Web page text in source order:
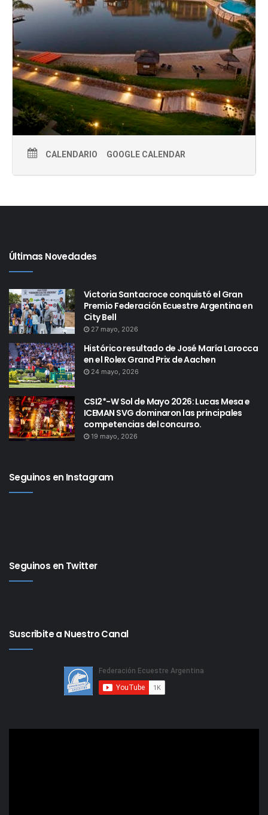
CALENDARIO GOOGLE CALENDAR
Últimas Novedades
Victoria Santacroce conquistó el Gran
Premio Federación Ecuestre Argentina en
City Bell
27 mayo, 2026
Histórico resultado de José María Larocca
en el Rolex Grand Prix de Aachen
24 mayo, 2026
CSI2*-W Sol de Mayo 2026: Lucas Mesa e
ICEMAN SVG dominaron las principales
competencias del concurso.
19 mayo, 2026
Seguinos en Instagram
Seguinos en Twitter
Suscribite a Nuestro Canal